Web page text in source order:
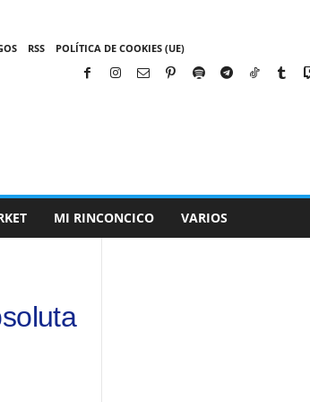
RSS POLÍTICA DE COOKIES (UE)
MI RINCONCICO VARIOS